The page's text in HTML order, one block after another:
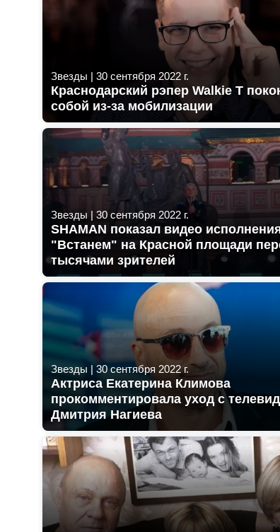
Звезды | 30 сентября 2022 г.
Краснодарский рэпер Walkie T
собой из-за мобилизации
Звезды | 30 сентября 2022 г.
SHAMAN показал видео
"Встанем" на Красной площади
тысячами зрителей
Звезды | 30 сентября 2022 г.
Актриса Екатерина Климова
прокомментировала уход с
Дмитрия Нагиева